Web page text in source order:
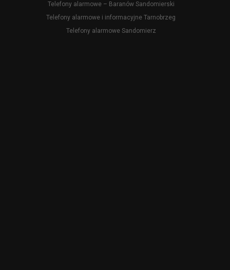
Telefony alarmowe – Baranów Sandomierski
Telefony alarmowe i informacyjne Tarnobrzeg
Telefony alarmowe Sandomierz